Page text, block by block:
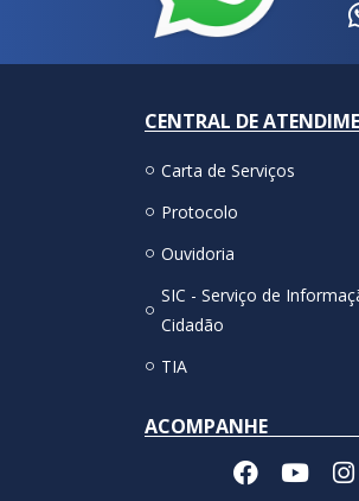
CENTRAL DE
Carta de Serviços
Protocolo
Ouvidoria
SIC - Serviço de
Cidadão
TIA
ACOMPANHE